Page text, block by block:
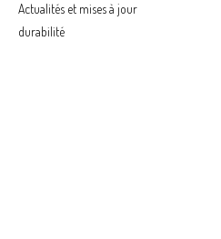
Actualités et mises à jour
durabilité